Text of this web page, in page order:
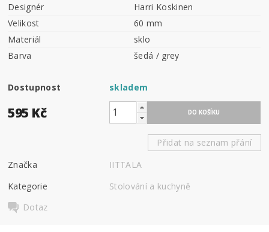
Designér
Harri Koskinen
Velikost
60 mm
Materiál
sklo
Barva
šedá / grey
Dostupnost skladem
595 Kč
Přidat na seznam přání
Značka
IITTALA
Kategorie
Stolování a kuchyně
Dotaz